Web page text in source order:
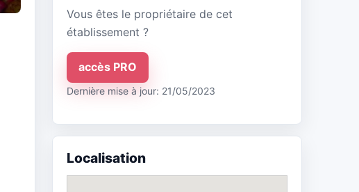
Vous êtes le propriétaire de cet
établissement ?
accès PRO
Dernière mise à jour: 21/05/2023
Localisation